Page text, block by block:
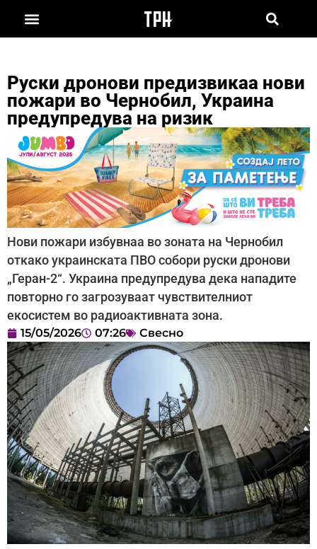
Руски дронови предизвикаа нови
пожари во Чернобил, Украина
предупредува на ризик
Нови пожари избувнаа во зоната на Чернобил
откако украинската ПВО собори руски дронови
„Геран-2“. Украина предупредува дека нападите
повторно го загрозуваат чувствителниот
екосистем во радиоактивната зона.
15/05/2026 07:26 Свесно